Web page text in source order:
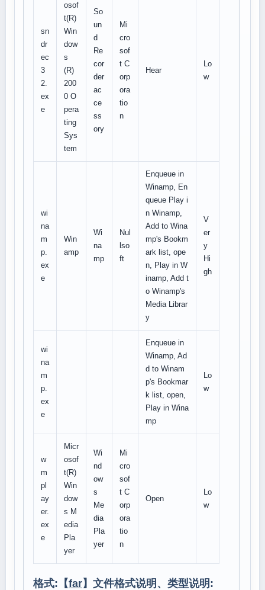
sn
dr
ec
3
2.
ex
e
osof
t(R)
Win
dow
s
(R)
200
0 O
pera
ting
Sys
tem
So
un
d
Re
cor
der
ac
ce
ss
ory
Mi
cro
sof
t C
orp
ora
tio
n
Hear
Lo
w
wi
na
m
p.
ex
e
Win
amp
Wi
na
mp
Nul
lso
ft
Enqueue in
Winamp, En
queue Play i
n Winamp,
Add to Wina
mp's Bookm
ark list, ope
n, Play in W
inamp, Add t
o Winamp's
Media Librar
y
V
er
y
Hi
gh
wi
na
m
p.
ex
e
Enqueue in
Winamp, Ad
d to Winam
p's Bookmar
k list, open,
Play in Wina
mp
Lo
w
w
m
pl
ay
er.
ex
e
Micr
osof
t(R)
Win
dow
s M
edia
Pla
yer
Wi
nd
ow
s
Me
dia
Pla
yer
Mi
cro
sof
t C
orp
ora
tio
n
Open
Lo
w
格式:【far】文件格式说明、类型说明: